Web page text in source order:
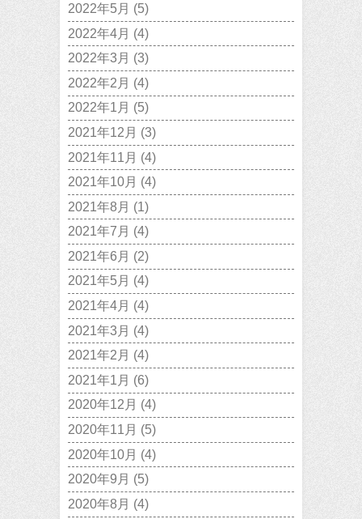
2022年5月 (5)
2022年4月 (4)
2022年3月 (3)
2022年2月 (4)
2022年1月 (5)
2021年12月 (3)
2021年11月 (4)
2021年10月 (4)
2021年8月 (1)
2021年7月 (4)
2021年6月 (2)
2021年5月 (4)
2021年4月 (4)
2021年3月 (4)
2021年2月 (4)
2021年1月 (6)
2020年12月 (4)
2020年11月 (5)
2020年10月 (4)
2020年9月 (5)
2020年8月 (4)